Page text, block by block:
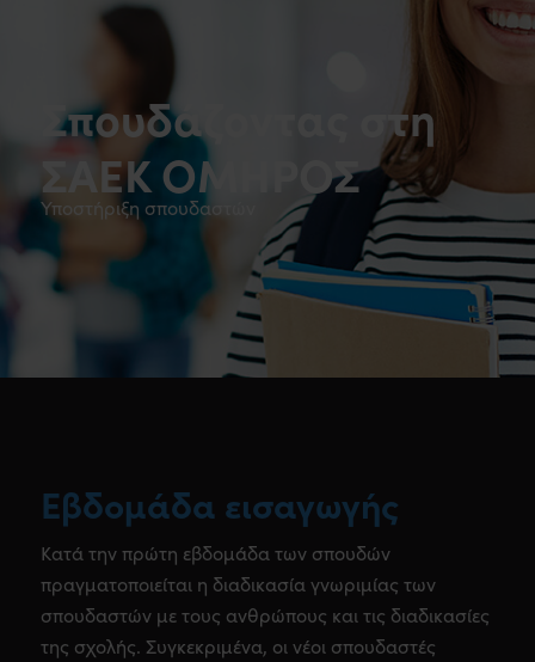
Σπουδάζοντας στη
ΣΑΕΚ ΟΜΗΡΟΣ
Υποστήριξη σπουδαστών
Εβδομάδα εισαγωγής
Κατά την πρώτη εβδομάδα των σπουδών
πραγματοποιείται η διαδικασία γνωριμίας των
σπουδαστών με τους ανθρώπους και τις διαδικασίες
της σχολής. Συγκεκριμένα, οι νέοι σπουδαστές